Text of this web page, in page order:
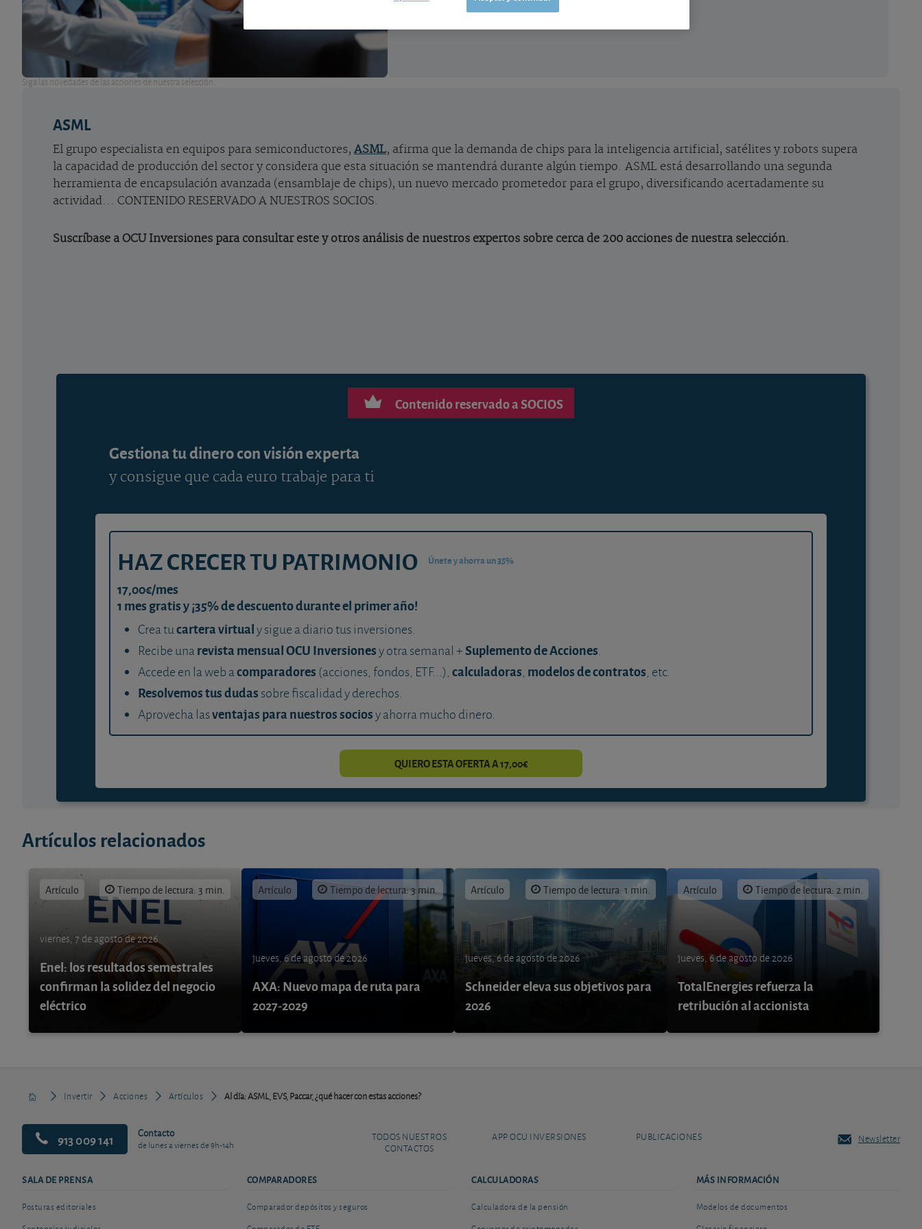
Siga las novedades de las acciones de nuestra selección.
ASML
El grupo especialista en equipos para semiconductores, ASML, afirma que la demanda de chips para la inteligencia artificial, satélites y robots supera
la capacidad de producción del sector y considera que esta situación se mantendrá durante algún tiempo. ASML está desarrollando una segunda
herramienta de encapsulación avanzada (ensamblaje de chips), un nuevo mercado prometedor para el grupo, diversificando acertadamente su
actividad... CONTENIDO RESERVADO A NUESTROS SOCIOS.
Suscríbase a OCU Inversiones para consultar este y otros análisis de nuestros expertos sobre cerca de 200 acciones de nuestra selección.
Contenido reservado a SOCIOS
Gestiona tu dinero con visión experta
y consigue que cada euro trabaje para ti
HAZ CRECER TU PATRIMONIO Únete y ahorra un 35%
17,00€/mes
1 mes gratis y ¡35% de descuento durante el primer año!
Crea tucartera virtualy sigue a diario tus inversiones.
Recibe unarevista mensual OCU Inversionesy otra semanal +Suplemento de Acciones.
Accede en la web acomparadores (acciones, fondos, ETF...), calculadoras, modelos de contratos, etc.
Resolvemos tus dudas sobre fiscalidad y derechos.
Aprovecha lasventajas para nuestros sociosy ahorra mucho dinero.
QUIERO ESTA OFERTA A 17,00€
Artículos relacionados
Artículo Tiempo de lectura: 3 min.
viernes, 7 de agosto de 2026
Enel: los resultados semestrales
confirman la solidez del negocio
eléctrico
Artículo Tiempo de lectura: 3 min.
jueves, 6 de agosto de 2026
AXA: Nuevo mapa de ruta para
2027-2029
Artículo Tiempo de lectura: 1 min.
jueves, 6 de agosto de 2026
Schneider eleva sus objetivos para
2026
Artículo Tiempo de lectura: 2 min.
jueves, 6 de agosto de 2026
TotalEnergies refuerza la
retribución al accionista
Invertir Acciones Artículos Al día: ASML, EVS, Paccar, ¿qué hacer con estas acciones?
913 009 141 Contacto
de lunes a viernes de 9h-14h
TODOS NUESTROS
CONTACTOS
APP OCU INVERSIONES PUBLICACIONES Newsletter
SALA DE PRENSA
Posturas editoriales
COMPARADORES
Comparador depósitos y seguros
CALCULADORAS
Calculadora de la pensión
MÁS INFORMACIÓN
Modelos de documentos